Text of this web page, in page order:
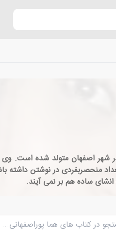
پور اصفهانی از رُمان نویسان با سابقه ی کشورمان است که در دوازدهم
کردند که استعداد منحصربفردی در
ساده هم بر نمی آیند.